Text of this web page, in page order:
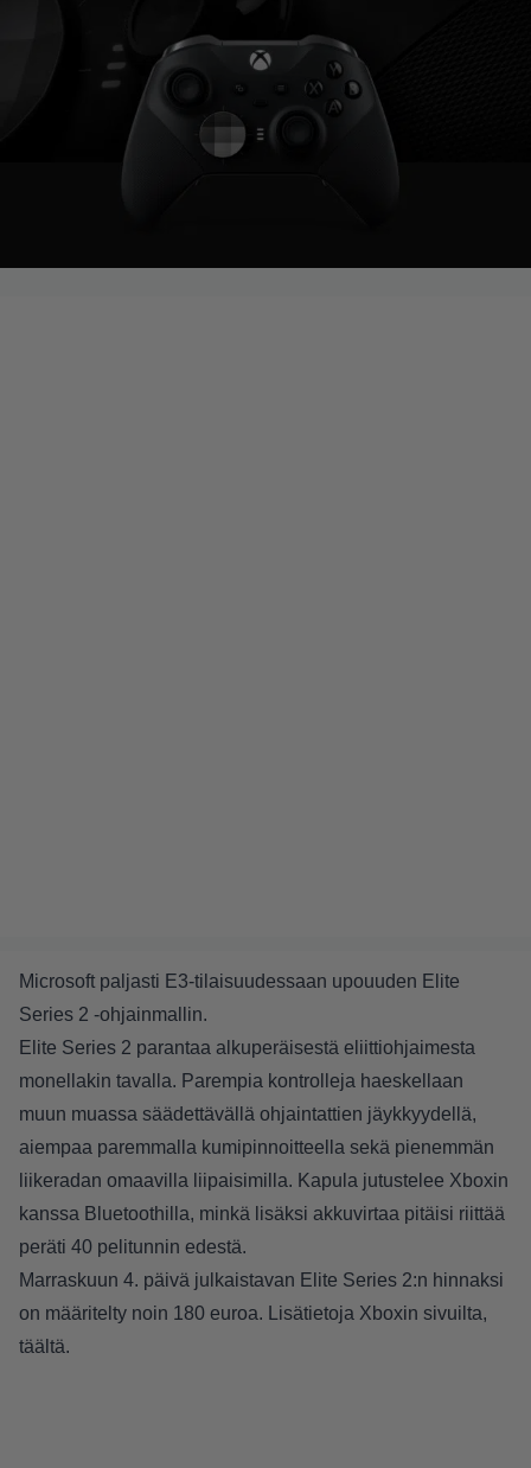
Microsoft paljasti E3-tilaisuudessaan upouuden Elite
Series 2 -ohjainmallin.
Elite Series 2 parantaa alkuperäisestä eliittiohjaimesta
monellakin tavalla. Parempia kontrolleja haeskellaan
muun muassa säädettävällä ohjaintattien jäykkyydellä,
aiempaa paremmalla kumipinnoitteella sekä pienemmän
liikeradan omaavilla liipaisimilla. Kapula jutustelee Xboxin
kanssa Bluetoothilla, minkä lisäksi akkuvirtaa pitäisi riittää
peräti 40 pelitunnin edestä.
Marraskuun 4. päivä julkaistavan Elite Series 2:n hinnaksi
on määritelty noin 180 euroa. Lisätietoja Xboxin sivuilta,
täältä.